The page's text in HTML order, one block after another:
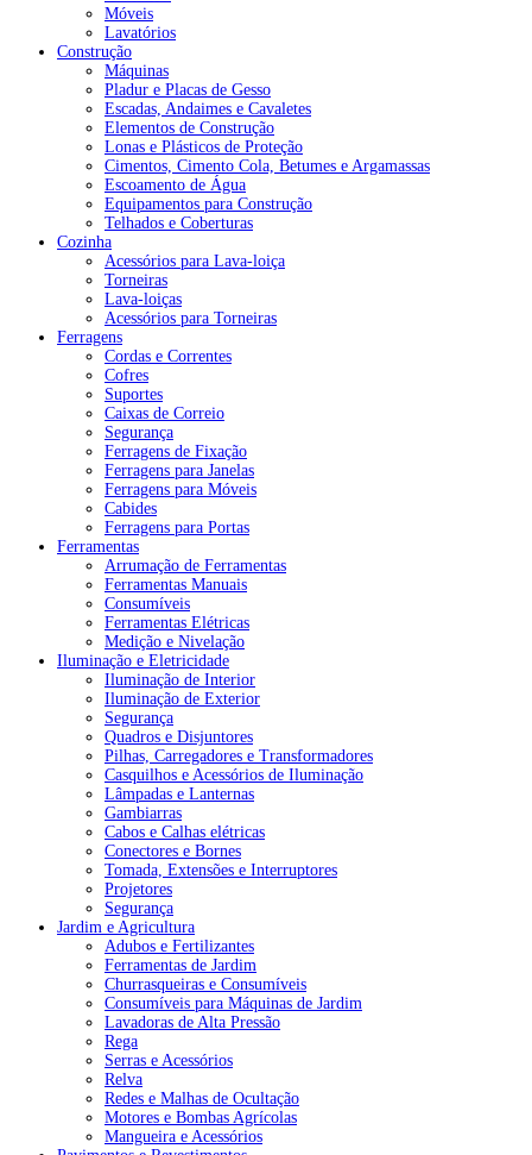
Móveis
Lavatórios
Construção
Máquinas
Pladur e Placas de Gesso
Escadas, Andaimes e Cavaletes
Elementos de Construção
Lonas e Plásticos de Proteção
Cimentos, Cimento Cola, Betumes e Argamassas
Escoamento de Água
Equipamentos para Construção
Telhados e Coberturas
Cozinha
Acessórios para Lava-loiça
Torneiras
Lava-loiças
Acessórios para Torneiras
Ferragens
Cordas e Correntes
Cofres
Suportes
Caixas de Correio
Segurança
Ferragens de Fixação
Ferragens para Janelas
Ferragens para Móveis
Cabides
Ferragens para Portas
Ferramentas
Arrumação de Ferramentas
Ferramentas Manuais
Consumíveis
Ferramentas Elétricas
Medição e Nivelação
Iluminação e Eletricidade
Iluminação de Interior
Iluminação de Exterior
Segurança
Quadros e Disjuntores
Pilhas, Carregadores e Transformadores
Casquilhos e Acessórios de Iluminação
Lâmpadas e Lanternas
Gambiarras
Cabos e Calhas elétricas
Conectores e Bornes
Tomada, Extensões e Interruptores
Projetores
Segurança
Jardim e Agricultura
Adubos e Fertilizantes
Ferramentas de Jardim
Churrasqueiras e Consumíveis
Consumíveis para Máquinas de Jardim
Lavadoras de Alta Pressão
Rega
Serras e Acessórios
Relva
Redes e Malhas de Ocultação
Motores e Bombas Agrícolas
Mangueira e Acessórios